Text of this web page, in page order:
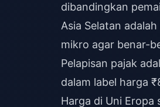
dibandingkan
Asia Selatan
mikro agar benar-
Pelapisan pajak
dalam label harga
Harga di Uni Eropa